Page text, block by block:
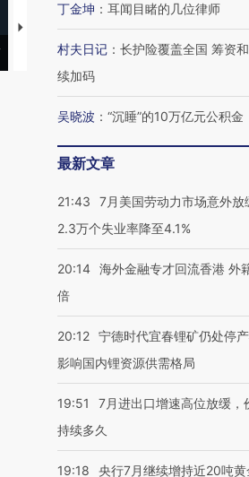
【推广】走进第四届链博
会，让数智科技“链”接产
【特别呈现】寻
丁金坤 ： 耳闻目睹的几位律师
村夫日记 ： 长护险覆盖全国 筹资
续加码
吴晓波 ： “沉睡”的10万亿元公积金
最新文章
21:43
7月美国劳动力市场意外放
2.3万个失业率降至4.1%
20:14 海外金融专才回流香港 外
倍
20:12 宁德时代宜春锂矿仍处停
影响国内锂资源供需格局
19:51
7月进出口增速高位放缓，
持续多久
19:18
央行7月继续增持近20吨黄